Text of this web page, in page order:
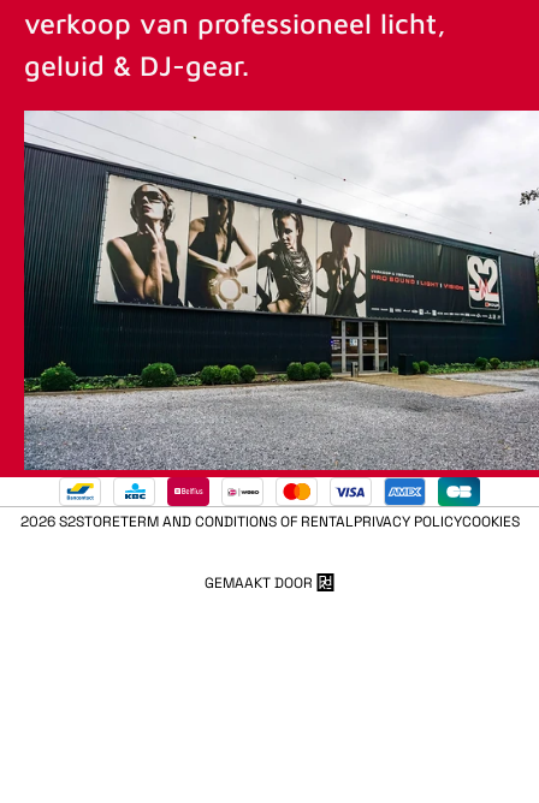
verkoop van professioneel licht,
geluid & DJ-gear.
2026 S2STORETERM AND CONDITIONS OF RENTALPRIVACY POLICYCOOKIES
GEMAAKT DOOR